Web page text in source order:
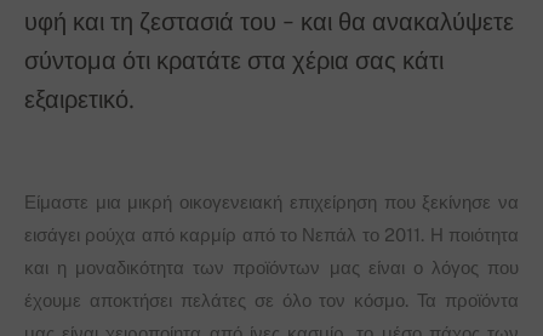
υφή και τη ζεστασιά του - και θα ανακαλύψετε
σύντομα ότι κρατάτε στα χέρια σας κάτι
εξαιρετικό.
Είμαστε μια μικρή οικογενειακή επιχείρηση που ξεκίνησε να
εισάγει ρούχα από καρμίρ από το Νεπάλ το 2011. Η ποιότητα
και η μοναδικότητα των προϊόντων μας είναι ο λόγος που
έχουμε αποκτήσει πελάτες σε όλο τον κόσμο. Τα προϊόντα